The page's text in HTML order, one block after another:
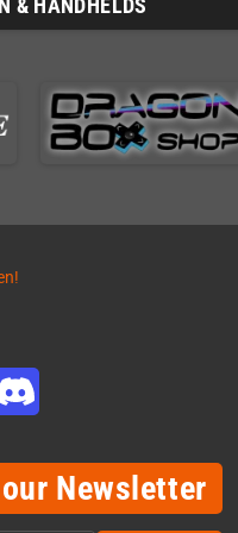
& HANDHELDS
Newsletter